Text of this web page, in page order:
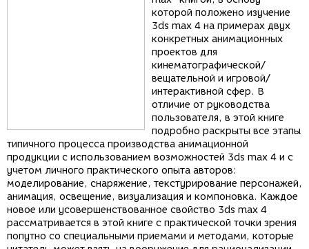
которой положено изучение
3ds max 4 на примерах двух
конкретных анимационных
проектов для
кинематографической/
вещательной и игровой/
интерактивной сфер. В
отличие от руководства
пользователя, в этой книге
подробно раскрыты все этапы
типичного процесса производства анимационной
продукции с использованием возможностей 3ds max 4 и с
учетом личного практического опыта авторов:
моделирование, снаряжение, текстурирование персонажей,
анимация, освещение, визуализация и компоновка. Каждое
новое или усовершенствованное свойство 3ds max 4
рассматривается в этой книге с практической точки зрения
попутно со специальными приемами и методами, которые